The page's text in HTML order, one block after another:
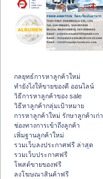
กลยุทธ์การหาลูกค้าใหม่
ทํายังไงให้ขายของดี ออนไลน์
วิธีการหาลูกค้าของ sale
วิธีหาลูกค้ากลุ่มเป้าหมาย
การหาลูกค้าใหม่ รักษาลูกค้าเก่า
ช่องทางการเข้าถึงลูกค้า
เพิ่มฐานลูกค้าใหม่
รวมเว็บลงประกาศฟรี ล่าสุด
รวมเว็บประกาศฟรี
โพสต์ขายของฟรี
ลงโฆษณาสินค้าฟรี